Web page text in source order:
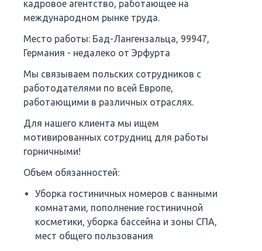
кадровое агентство, работающее на
международном рынке труда.
Место работы: Бад-Лангензальца, 99947,
Германия - недалеко от Эрфурта
Мы связываем польских сотрудников с
работодателями по всей Европе,
работающими в различных отраслях.
Для нашего клиента мы ищем
мотивированных сотрудниц для работы
горничными!
Объем обязанностей:
Уборка гостиничных номеров с ванными
комнатами, пополнение гостиничной
косметики, уборка бассейна и зоны СПА,
мест общего пользования